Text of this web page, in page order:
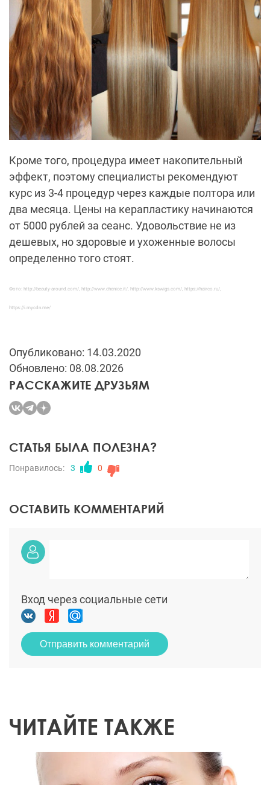
Кроме того, процедура имеет накопительный
эффект, поэтому специалисты рекомендуют
курс из 3-4 процедур через каждые полтора или
два месяца. Цены на керапластику начинаются
от 5000 рублей за сеанс. Удовольствие не из
дешевых, но здоровые и ухоженные волосы
определенно того стоят.
Фото: http://beauty-around.com/, http://www.chenice.it/, http://www.kswigs.com/, https://hairco.ru/,
https://i.mycdn.me/
Опубликовано: 14.03.2020
Обновлено: 08.08.2026
РАССКАЖИТЕ ДРУЗЬЯМ
СТАТЬЯ БЫЛА ПОЛЕЗНА?
Понравилось: 3 0
ОСТАВИТЬ КОММЕНТАРИЙ
Вход через социальные сети
Отправить комментарий
ЧИТАЙТЕ ТАКЖЕ